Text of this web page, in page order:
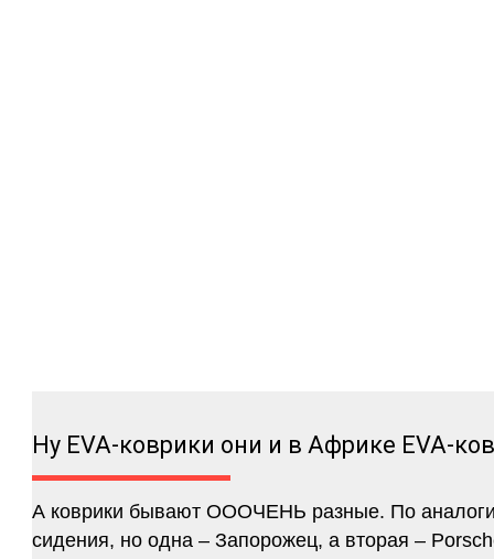
Ну EVA-коврики они и в Африке EVA-
А коврики бывают ОООЧЕНЬ разные. По
сидения, но одна – Запорожец, а вторая –